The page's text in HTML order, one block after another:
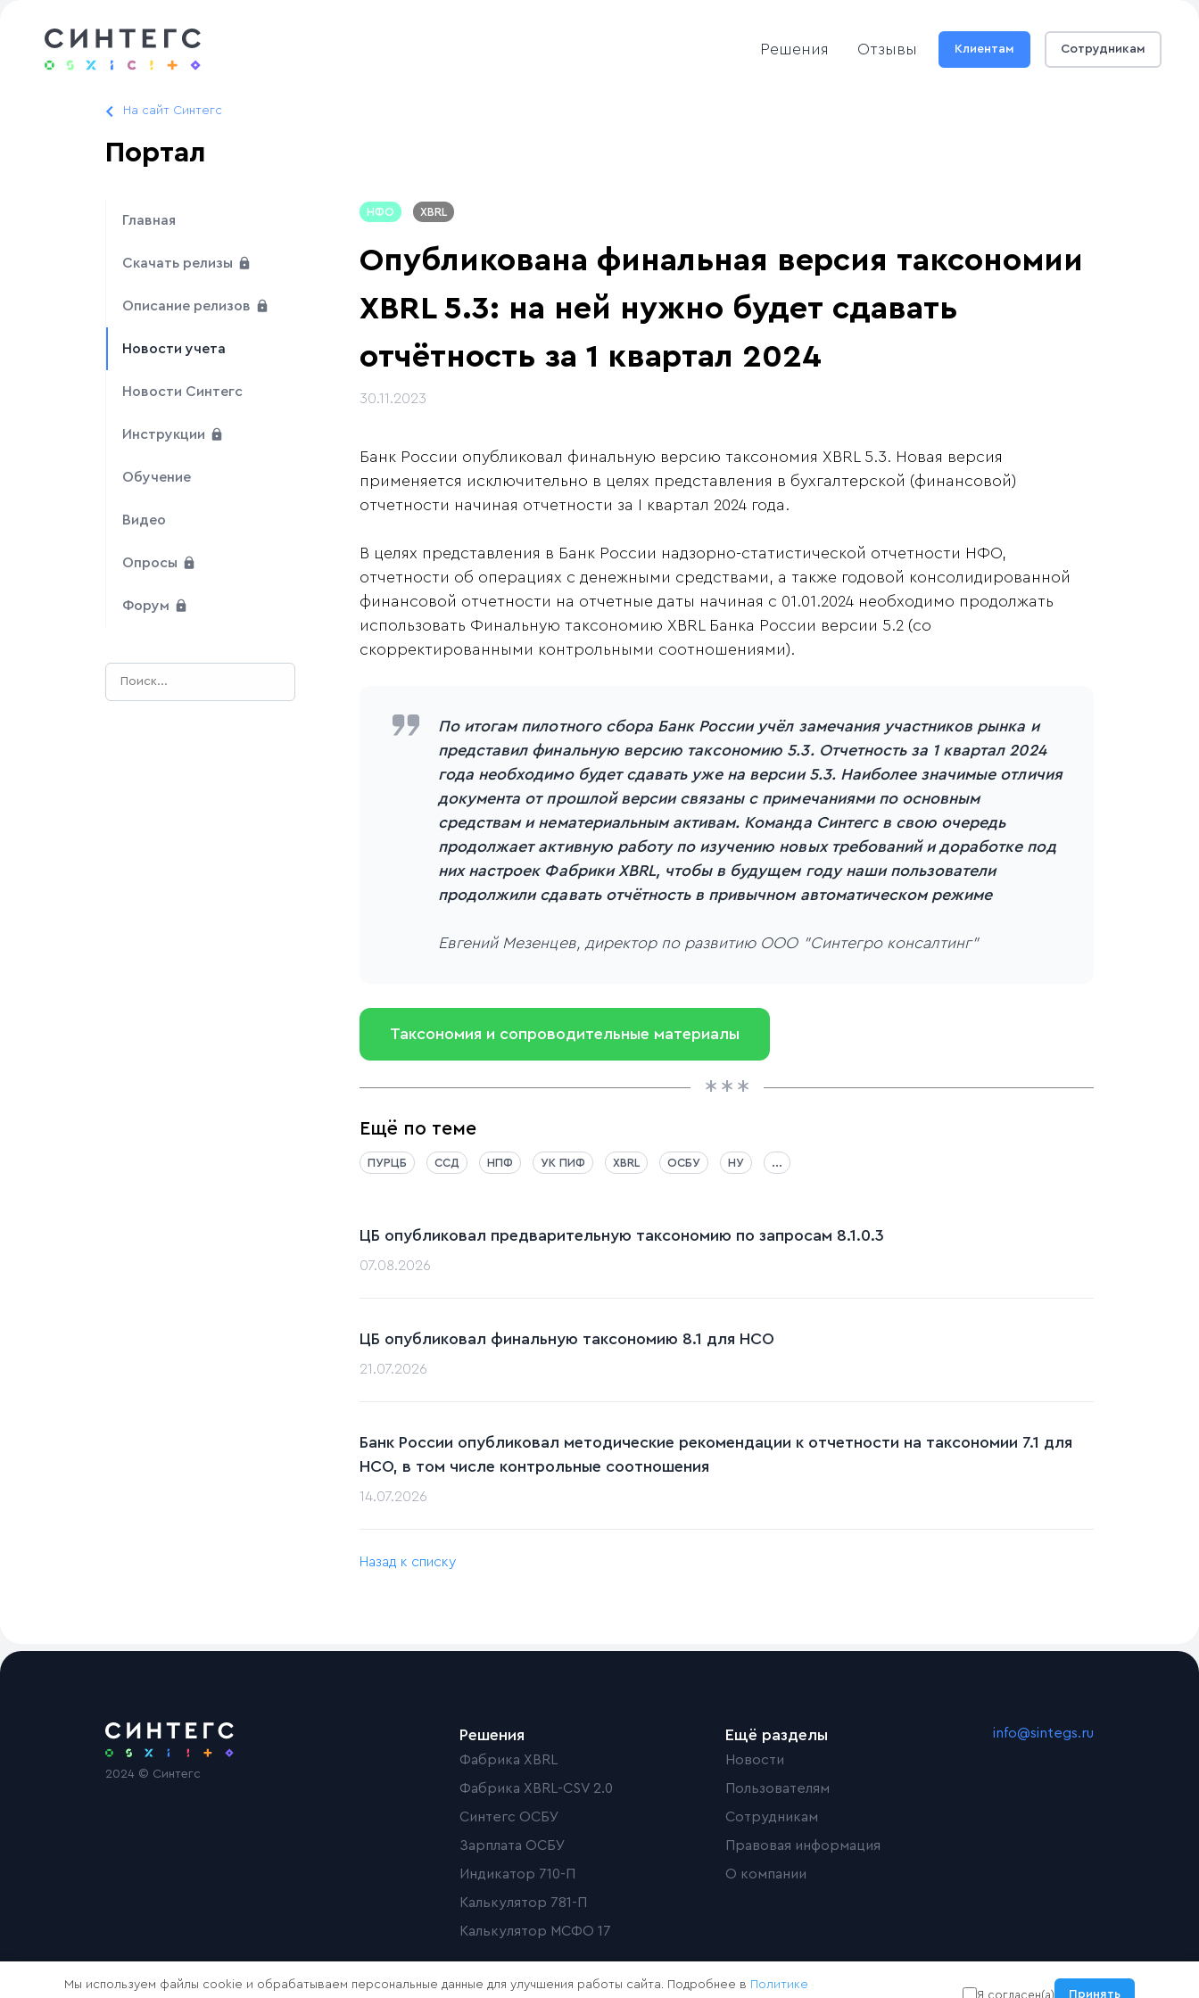
Решения Отзывы Клиентам Сотрудникам
На сайт Синтегс
Портал
Главная
Скачать релизы
Описание релизов
Новости учета
Новости Синтегс
Инструкции
Обучение
Видео
Опросы
Форум
НФО XBRL
Опубликована финальная версия таксономии
XBRL 5.3: на ней нужно будет сдавать
отчётность за 1 квартал 2024
30.11.2023
Банк России опубликовал финальную версию таксономия XBRL 5.3. Новая версия
применяется исключительно в целях представления в бухгалтерской (финансовой)
отчетности начиная отчетности за I квартал 2024 года.
В целях представления в Банк России надзорно-статистической отчетности НФО,
отчетности об операциях с денежными средствами, а также годовой консолидированной
финансовой отчетности на отчетные даты начиная с 01.01.2024 необходимо продолжать
использовать Финальную таксономию XBRL Банка России версии 5.2 (со
скорректированными контрольными соотношениями).
По итогам пилотного сбора Банк России учёл замечания участников рынка и
представил финальную версию таксономию 5.3. Отчетность за 1 квартал 2024
года необходимо будет сдавать уже на версии 5.3. Наиболее значимые отличия
документа от прошлой версии связаны с примечаниями по основным
средствам и нематериальным активам. Команда Синтегс в свою очередь
продолжает активную работу по изучению новых требований и доработке под
них настроек Фабрики XBRL, чтобы в будущем году наши пользователи
продолжили сдавать отчётность в привычном автоматическом режиме
Евгений Мезенцев, директор по развитию ООО "Синтегро консалтинг"
Таксономия и сопроводительные материалы
Ещё по теме
ПУРЦБ ССД НПФ УК ПИФ XBRL ОСБУ НУ ...
ЦБ опубликовал предварительную таксономию по запросам 8.1.0.3
07.08.2026
ЦБ опубликовал финальную таксономию 8.1 для НСО
21.07.2026
Банк России опубликовал методические рекомендации к отчетности на таксономии 7.1 для
НСО, в том числе контрольные соотношения
14.07.2026
Назад к списку
2024 © Синтегс
Решения
Фабрика XBRL
Фабрика XBRL-CSV 2.0
Синтегс ОСБУ
Зарплата ОСБУ
Индикатор 710-П
Калькулятор 781-П
Калькулятор МСФО 17
Ещё разделы
Новости
Пользователям
Сотрудникам
Правовая информация
О компании
info@sintegs.ru
Мы используем файлы cookie и обрабатываем персональные данные для улучшения работы сайта. Подробнее в Политике
Я согласен(а) Принять